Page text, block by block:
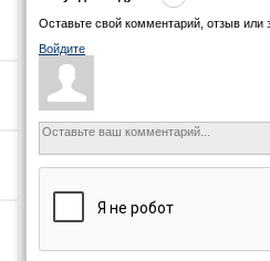
Оставьте свой комментарий, отзыв или
Войдите